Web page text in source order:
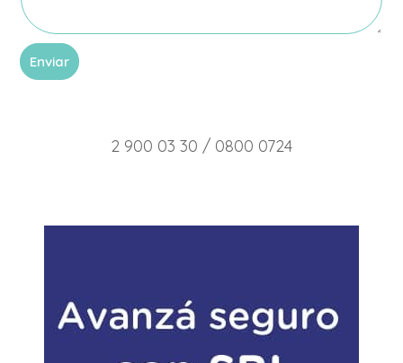
Enviar
2 900 03 30 / 0800 0724